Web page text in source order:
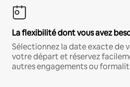
La flexibilité dont vous avez
Sélectionnez la date exacte de
votre départ et réservez
autres engagements ou